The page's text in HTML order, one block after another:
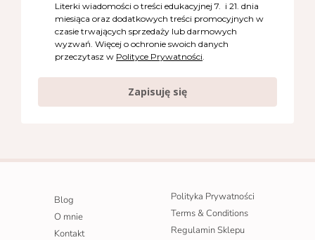
Literki wiadomości o treści edukacyjnej 7. i 21. dnia
miesiąca oraz dodatkowych treści promocyjnych w
czasie trwających sprzedaży lub darmowych
wyzwań. Więcej o ochronie swoich danych
przeczytasz w Polityce Prywatności.
Zapisuję się
Blog
O mnie
Kontakt
Polityka Prywatności
Terms & Conditions
Regulamin Sklepu